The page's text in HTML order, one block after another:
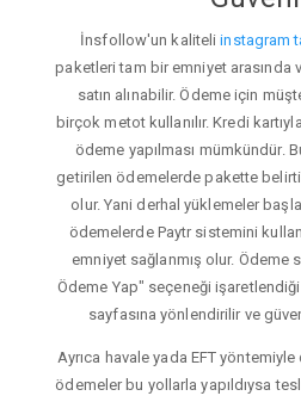
İnsfollow'un kaliteliinstagram
paketleri tam bir emniyet arasında
satın alınabilir. Ödeme için
birçok metot kullanılır. Kredi
ödeme yapılması mümkündür.
getirilen ödemelerde pakette
olur. Yani derhal yüklemeler
ödemelerde Paytr sistemini
emniyet sağlanmış olur. Ödeme
Ödeme Yap" seçeneği
sayfasına yönlendirilir ve
Ayrıca havale yada EFT
ödemeler bu yollarla yapıldıysa